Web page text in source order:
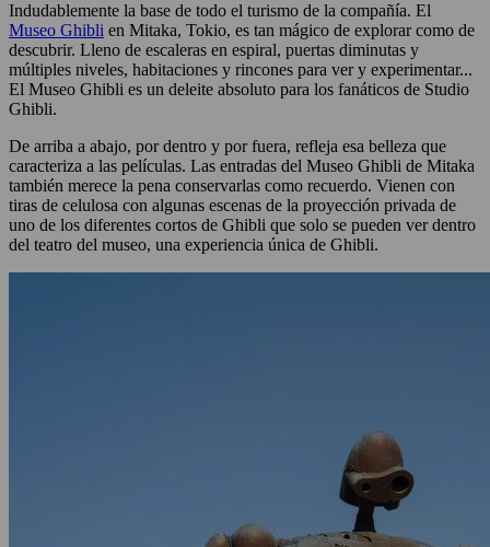
Indudablemente la base de todo el turismo de la compañía. El
Museo Ghibli en Mitaka, Tokio, es tan mágico de explorar como de
descubrir. Lleno de escaleras en espiral, puertas diminutas y
múltiples niveles, habitaciones y rincones para ver y experimentar...
El Museo Ghibli es un deleite absoluto para los fanáticos de Studio
Ghibli.
De arriba a abajo, por dentro y por fuera, refleja esa belleza que
caracteriza a las películas. Las entradas del Museo Ghibli de Mitaka
también merece la pena conservarlas como recuerdo. Vienen con
tiras de celulosa con algunas escenas de la proyección privada de
uno de los diferentes cortos de Ghibli que solo se pueden ver dentro
del teatro del museo, una experiencia única de Ghibli.